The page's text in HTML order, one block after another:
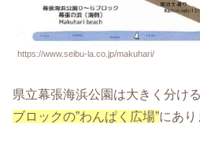
https://www.seibu-la.co.jp/makuhari/
県立幕張海浜公園は大きく分け
ブロックの”わんぱく広場”にあり